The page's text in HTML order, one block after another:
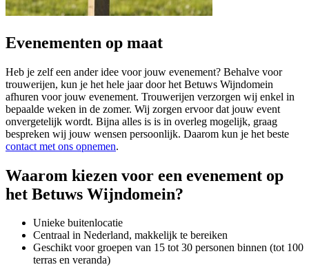
Evenementen op maat
Heb je zelf een ander idee voor jouw evenement? Behalve voor
trouwerijen, kun je het hele jaar door het Betuws Wijndomein
afhuren voor jouw evenement. Trouwerijen verzorgen wij enkel in
bepaalde weken in de zomer. Wij zorgen ervoor dat jouw event
onvergetelijk wordt. Bijna alles is is in overleg mogelijk, graag
bespreken wij jouw wensen persoonlijk. Daarom kun je het beste
contact met ons opnemen.
Waarom kiezen voor een evenement op
het Betuws Wijndomein?
Unieke buitenlocatie
Centraal in Nederland, makkelijk te bereiken
Geschikt voor groepen van 15 tot 30 personen binnen (tot 100
terras en veranda)